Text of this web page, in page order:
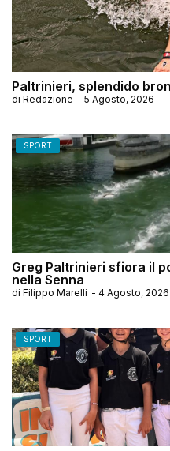
Paltrinieri, splendido
di Redazione - 5 Agosto, 2026
SPORT
Greg Paltrinieri sfiora il
nella Senna
di Filippo Marelli - 4 Agosto, 2026
SPORT